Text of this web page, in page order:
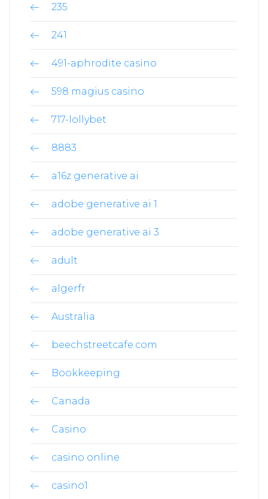
235
241
491-aphrodite casino
598 magius casino
717-lollybet
8883
a16z generative ai
adobe generative ai 1
adobe generative ai 3
adult
algerfr
Australia
beechstreetcafe.com
Bookkeeping
Canada
Casino
casino online
casino1